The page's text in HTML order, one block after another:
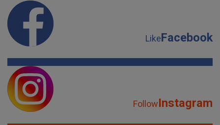
LikeFacebook
FollowInstagram